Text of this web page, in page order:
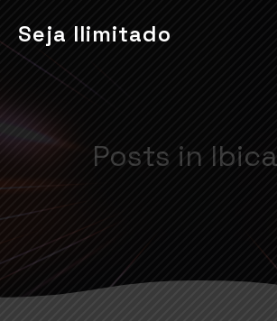
Seja Ilimitado
Posts in